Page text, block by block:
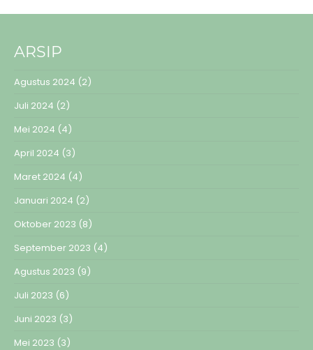
ARSIP
Agustus 2024 (2)
Juli 2024 (2)
Mei 2024 (4)
April 2024 (3)
Maret 2024 (4)
Januari 2024 (2)
Oktober 2023 (8)
September 2023 (4)
Agustus 2023 (9)
Juli 2023 (6)
Juni 2023 (3)
Mei 2023 (3)